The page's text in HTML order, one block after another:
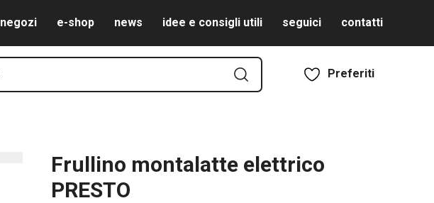
negozi e-shop news idee e consigli utili seguici contatti
Preferiti
Frullino montalatte elettrico
PRESTO